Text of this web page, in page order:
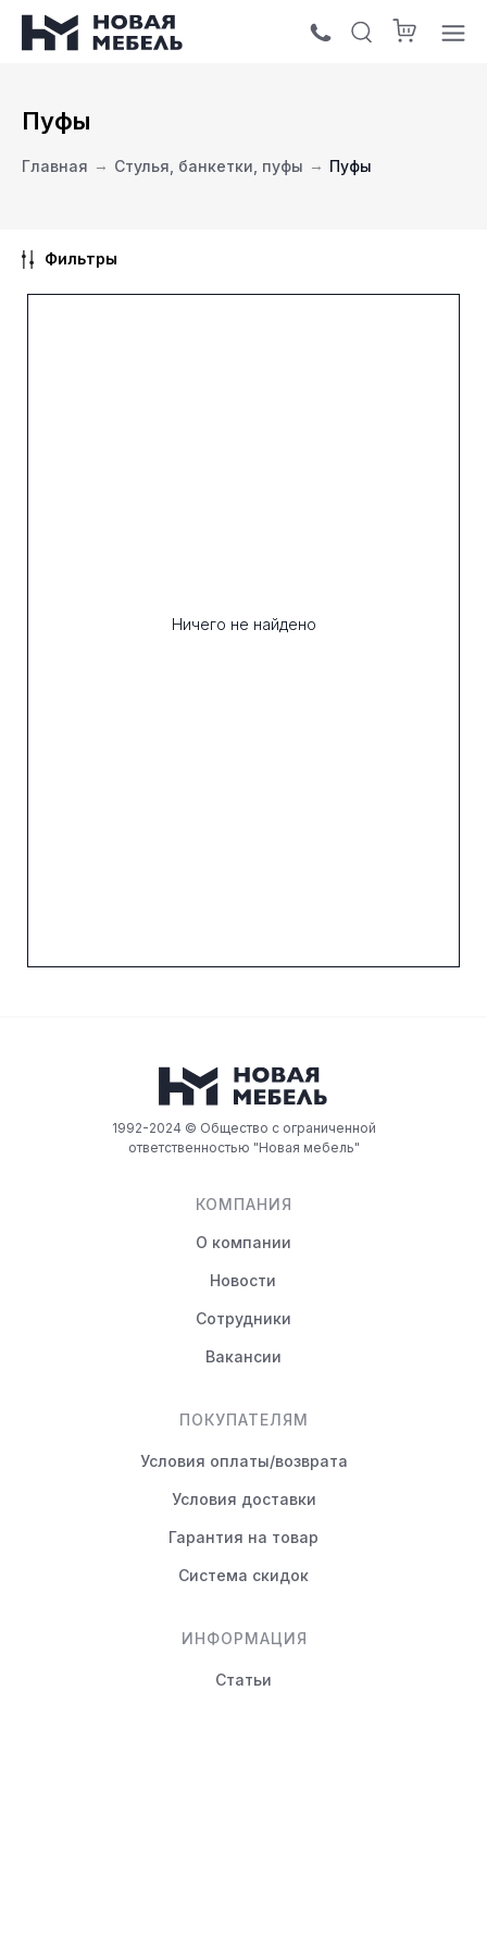
Пуфы
Главная → Стулья, банкетки, пуфы → Пуфы
Фильтры
Ничего не найдено
КОМПАНИЯ
О компании
Новости
Сотрудники
Вакансии
ПОКУПАТЕЛЯМ
Условия оплаты/возврата
Условия доставки
Гарантия на товар
Система скидок
ИНФОРМАЦИЯ
Статьи
1992-2024 © Общество с ограниченной
ответственностью "Новая мебель"